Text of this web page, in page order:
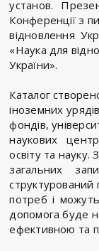
установ.
Конференції з
відновлення
«Наука для
України».
Каталог
іноземних
фондів,
наукових
освіту та науку.
загальних
структурований
потреб і
допомога буде
ефективною та